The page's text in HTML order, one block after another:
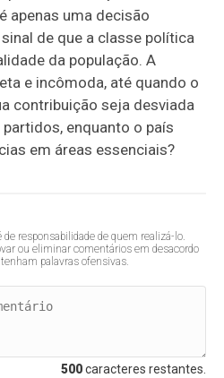
apenas uma decisão
de que a classe política
da população. A
e incômoda, até quando o
contribuição seja desviada
enquanto o país
em áreas essenciais?
responsabilidade de quem realizá-lo.
ou eliminar comentários em desacordo
palavras ofensivas.
500caracteres restantes.